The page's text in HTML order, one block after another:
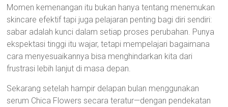
Momen kemenangan itu bukan hanya tentang menemukan
skincare efektif tapi juga pelajaran penting bagi diri sendiri:
sabar adalah kunci dalam setiap proses perubahan. Punya
ekspektasi tinggi itu wajar, tetapi mempelajari bagaimana
cara menyesuaikannya bisa menghindarkan kita dari
frustrasi lebih lanjut di masa depan.
Sekarang setelah hampir delapan bulan menggunakan
serum Chica Flowers secara teratur—dengan pendekatan